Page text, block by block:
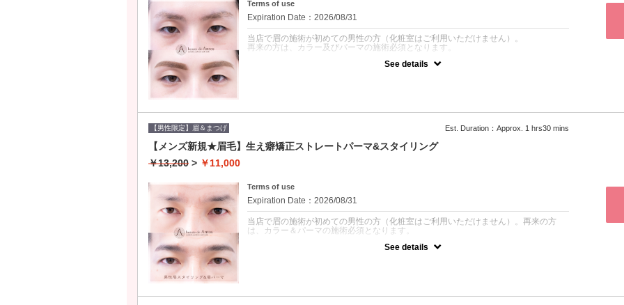
Terms of use
Expiration Date：2026/08/31
当店で眉の施術が初めての男性の方（化粧室はご利用いただけません）。
再来の方は、カラー及びパーマの施術必須となります。
ラーとパーマの両方の施術となります（16500円〜）。
See details
【男性限定】眉＆まつげ Est. Duration：Approx. 1 hrs30 mins
【メンズ新規★眉毛】生え癖矯正ストレートパーマ&スタイリング
￥13,200 > ￥11,000
Terms of use
Expiration Date：2026/08/31
当店で眉の施術が初めての男性の方（化粧室はご利用いただけません）。再来の方
は、カラー＆パーマの施術必須となります。
See details